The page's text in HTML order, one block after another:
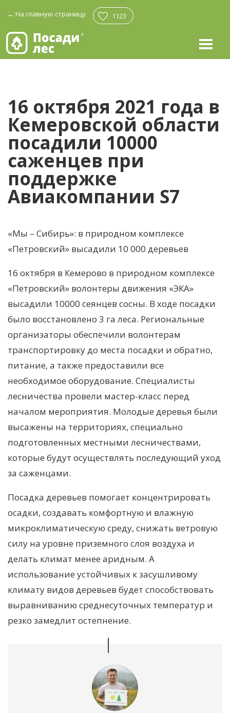
← На главную страницу 1123
16 октября 2021 года в
Кемеровской области
посадили 10000
саженцев при
поддержке
Авиакомпании S7
«Мы – Сибирь»: в природном комплексе
«Петровский» высадили 10 000 деревьев
16 октября в Кемерово в природном комплексе
«Петровский» волонтеры движения «ЭКА»
высадили 10000 сеянцев сосны. В ходе посадки
было восстановлено 3 га леса. Региональные
организаторы обеспечили волонтерам
транспортировку до места посадки и обратно,
питание, а также предоставили все
необходимое оборудование. Специалисты
лесничества провели мастер-класс перед
началом мероприятия. Молодые деревья были
высажены на территориях, специально
подготовленных местными лесничествами,
которые будут осуществлять последующий уход
за саженцами.
Посадка деревьев помогает концентрировать
осадки, создавать комфортную и влажную
микроклиматическую среду, снижать ветровую
силу на уровне приземного слоя воздуха и
делать климат менее аридным. А
использование устойчивых к засушливому
климату видов деревьев будет способствовать
выравниванию среднесуточных температур и
резко замедлит остепнение.